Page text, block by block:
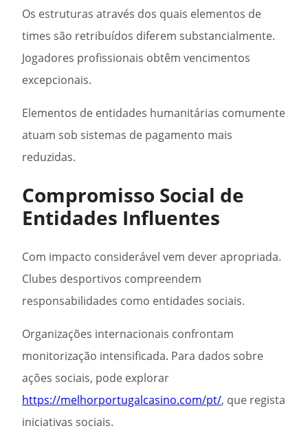
Os estruturas através dos quais elementos de
times são retribuídos diferem substancialmente.
Jogadores profissionais obtêm vencimentos
excepcionais.
Elementos de entidades humanitárias comumente
atuam sob sistemas de pagamento mais
reduzidas.
Compromisso Social de
Entidades Influentes
Com impacto considerável vem dever apropriada.
Clubes desportivos compreendem
responsabilidades como entidades sociais.
Organizações internacionais confrontam
monitorização intensificada. Para dados sobre
ações sociais, pode explorar
https://melhorportugalcasino.com/pt/, que regista
iniciativas sociais.